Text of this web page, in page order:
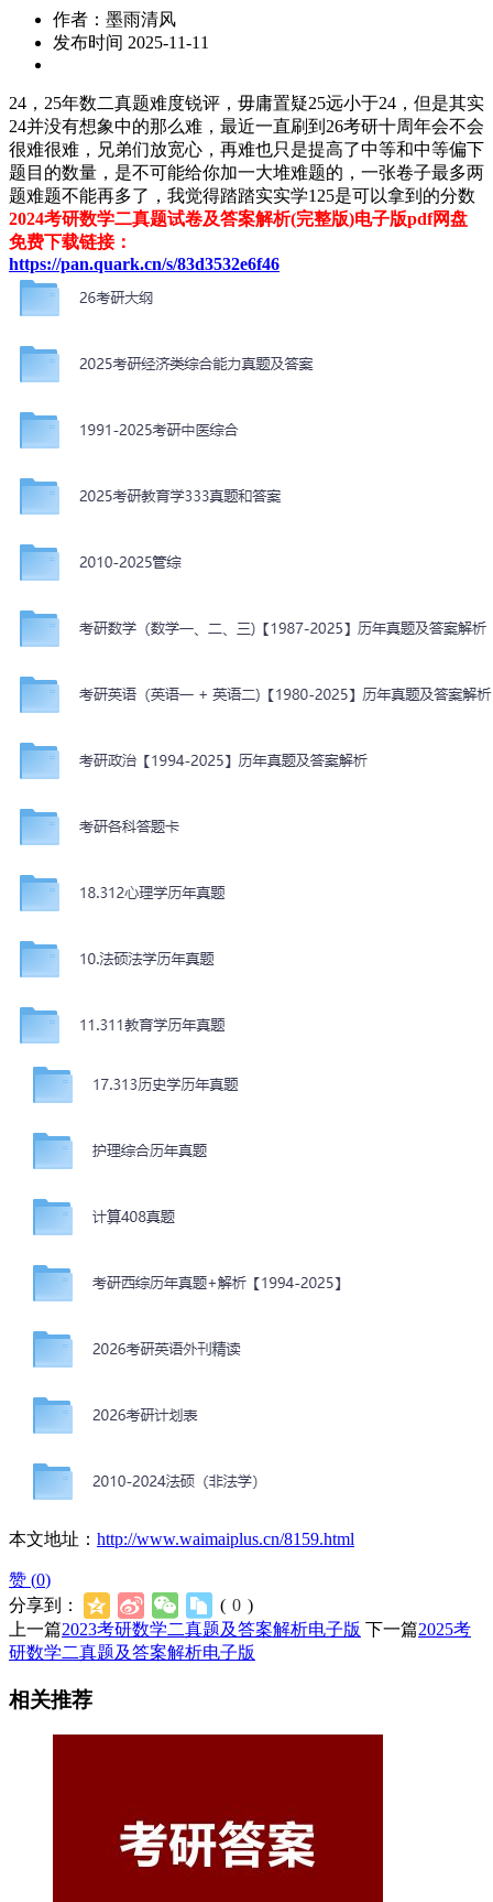
作者：墨雨清风
发布时间 2025-11-11
24，25年数二真题难度锐评，毋庸置疑25远小于24，但是其实
24并没有想象中的那么难，最近一直刷到26考研十周年会不会
很难很难，兄弟们放宽心，再难也只是提高了中等和中等偏下
题目的数量，是不可能给你加一大堆难题的，一张卷子最多两
题难题不能再多了，我觉得踏踏实实学125是可以拿到的分数
2024考研数学二真题试卷及答案解析(完整版)电子版pdf网盘
免费下载链接：
https://pan.quark.cn/s/83d3532e6f46
本文地址： http://www.waimaiplus.cn/8159.html
赞 (0)
分享到：
( 0 )
上一篇2023考研数学二真题及答案解析电子版 下一篇2025考
研数学二真题及答案解析电子版
相关推荐